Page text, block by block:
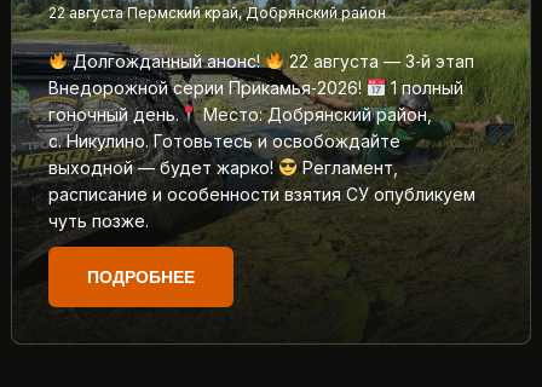
22 августа Пермский край, Добрянский район
Долгожданный анонс!
22 августа — 3‑й этап
Внедорожной серии Прикамья‑2026!
1 полный
гоночный день.
Место: Добрянский район,
с. Никулино. Готовьтесь и освобождайте
выходной — будет жарко!
Регламент,
расписание и особенности взятия СУ опубликуем
чуть позже.
ПОДРОБНЕЕ